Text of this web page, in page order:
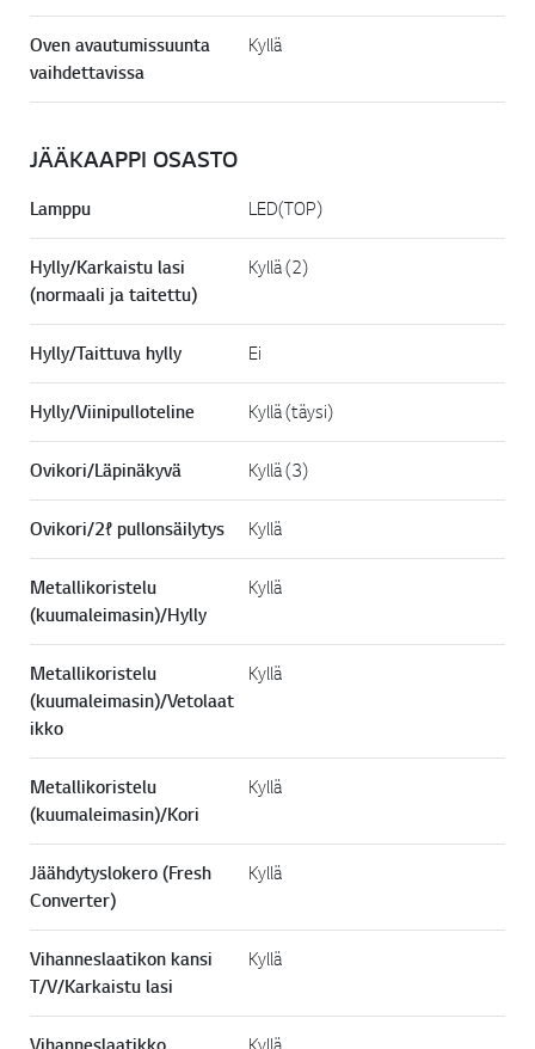
Oven avautumissuunta
vaihdettavissa
Kyllä
JÄÄKAAPPI OSASTO
Lamppu LED(TOP)
Hylly/Karkaistu lasi
(normaali ja taitettu)
Kyllä (2)
Hylly/Taittuva hylly Ei
Hylly/Viinipulloteline Kyllä (täysi)
Ovikori/Läpinäkyvä Kyllä (3)
Ovikori/2ℓ pullonsäilytys Kyllä
Metallikoristelu
(kuumaleimasin)/Hylly
Kyllä
Metallikoristelu
(kuumaleimasin)/Vetolaat
ikko
Kyllä
Metallikoristelu
(kuumaleimasin)/Kori
Kyllä
Jäähdytyslokero (Fresh
Converter)
Kyllä
Vihanneslaatikon kansi
T/V/Karkaistu lasi
Kyllä
Kyllä